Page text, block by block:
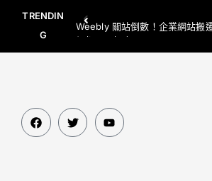
TRENDIN
G
Weebly 關站倒數！企業網站搬
網都要一起處理